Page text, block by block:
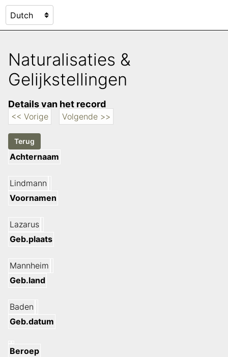
Naturalisaties &
Gelijkstellingen
Details van het record
<< Vorige Volgende >>
Achternaam
Lindmann
Voornamen
Lazarus
Geb.plaats
Mannheim
Geb.land
Baden
Geb.datum
Beroep